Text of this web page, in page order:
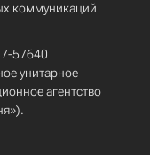
коммуникаций
57640
унитарное
агентство